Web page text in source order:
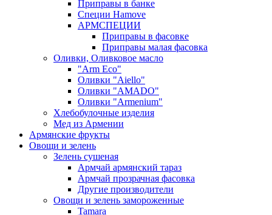
Приправы в банке
Специи Hamove
АРМСПЕЦИИ
Приправы в фасовке
Приправы малая фасовка
Оливки, Оливковое масло
"Arm Eco"
Оливки "Aiello"
Оливки "AMADO"
Оливки "Armenium"
Хлебобулочные изделия
Мед из Армении
Армянские фрукты
Овощи и зелень
Зелень сушеная
Армчай армянский тараз
Армчай прозрачная фасовка
Другие производители
Овощи и зелень замороженные
Tamara